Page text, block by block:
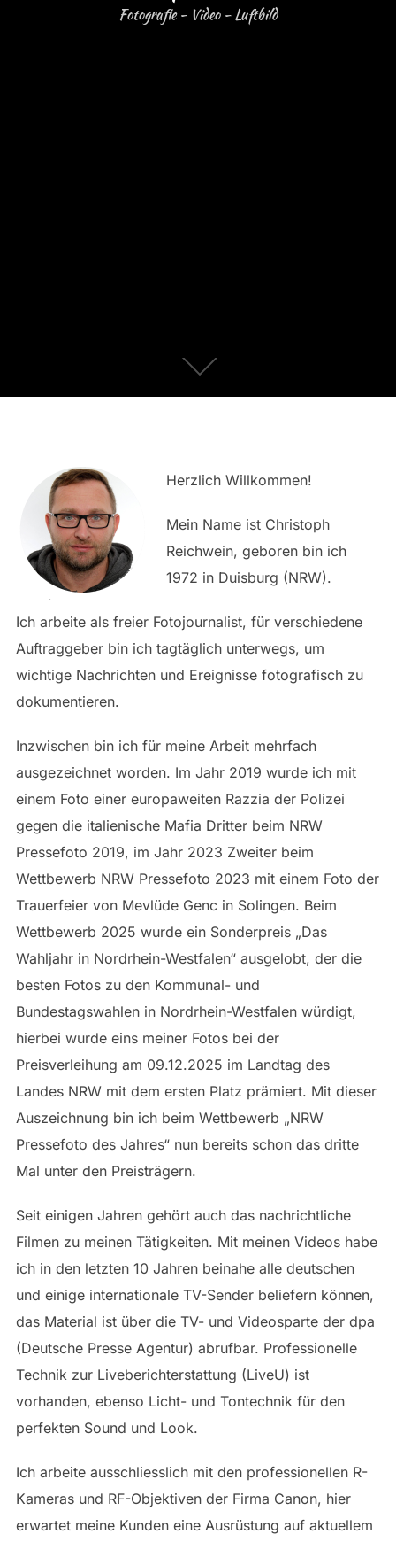
Fotografie - Video - Luftbild
Zum
Inhalt
Herzlich Willkommen!
Mein Name ist Christoph
Reichwein, geboren bin ich
1972 in Duisburg (NRW).
Ich arbeite als freier Fotojournalist, für verschiedene
Auftraggeber bin ich tagtäglich unterwegs, um
wichtige Nachrichten und Ereignisse fotografisch zu
dokumentieren.
Inzwischen bin ich für meine Arbeit mehrfach
ausgezeichnet worden. Im Jahr 2019 wurde ich mit
einem Foto einer europaweiten Razzia der Polizei
gegen die italienische Mafia Dritter beim NRW
Pressefoto 2019, im Jahr 2023 Zweiter beim
Wettbewerb NRW Pressefoto 2023 mit einem Foto der
Trauerfeier von Mevlüde Genc in Solingen. Beim
Wettbewerb 2025 wurde ein Sonderpreis „Das
Wahljahr in Nordrhein-Westfalen“ ausgelobt, der die
besten Fotos zu den Kommunal- und
Bundestagswahlen in Nordrhein-Westfalen würdigt,
hierbei wurde eins meiner Fotos bei der
Preisverleihung am 09.12.2025 im Landtag des
Landes NRW mit dem ersten Platz prämiert. Mit dieser
Auszeichnung bin ich beim Wettbewerb „NRW
Pressefoto des Jahres“ nun bereits schon das dritte
Mal unter den Preisträgern.
Seit einigen Jahren gehört auch das nachrichtliche
Filmen zu meinen Tätigkeiten. Mit meinen Videos habe
ich in den letzten 10 Jahren beinahe alle deutschen
und einige internationale TV-Sender beliefern können,
das Material ist über die TV- und Videosparte der dpa
(Deutsche Presse Agentur) abrufbar. Professionelle
Technik zur Liveberichterstattung (LiveU) ist
vorhanden, ebenso Licht- und Tontechnik für den
perfekten Sound und Look.
Ich arbeite ausschliesslich mit den professionellen R-
Kameras und RF-Objektiven der Firma Canon, hier
erwartet meine Kunden eine Ausrüstung auf aktuellem